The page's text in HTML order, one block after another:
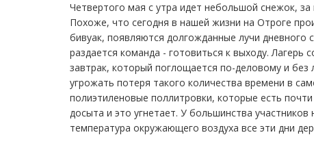
Четвертого мая с утра идет небольшой снежок,
Похоже, что сегодня в нашей жизни на Отроге
бивуак, появляются долгожданные лучи
раздается команда - готовиться к выходу.
завтрак, который поглощается по-деловому и
угрожать потеря такого количества времени в
полиэтиленовые поллитровки, которые есть
досыта и это угнетает. У большинства
температура окружающего воздуха все эти дни